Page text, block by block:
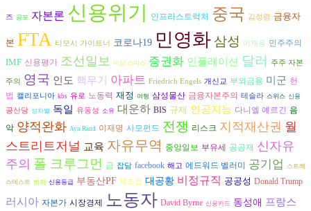
즈 공포 자본론 신용위기 인프라스트럭처 중국 김정렴 금융자
본 FTA 티모시 가이트너 코로나19 민영화 삼성 이재용 민주주의
IMF 신용평가 조선일보 아담 스미스 증권화 인플레이션 달러 주주 자본
주의 영국 인도 핵무기 아파트 Friedrich Engels 개신교 부외금융 미군 헌
법
캘리포니아 kbs 유로 노동력 재정 여행 삼성물산 금융자본주의 테슬라 스위스 신용
공산당 성차별 독일 유동성 소유 대운하 BIS 규제 인공지능 다니엘 예르긴 음
악 양적완화 Ayn Rand 이재명 사모펀드 전쟁 리스크 지적재산권 월
스트리트저널 교육 자유무역 중앙일보 부유세 공공재 신자유
주의 폴 크루그먼 금 잡담 facebook 해고 에드워드 벨러미 공기업 스트레
스테스트 범죄 신용등급 부동산PF 제조업 대공황 비정규직 공공성 Donald Trump
러시아 자본가 시장경제 노동자 David Byrne 신용카드 동성애 프랑스